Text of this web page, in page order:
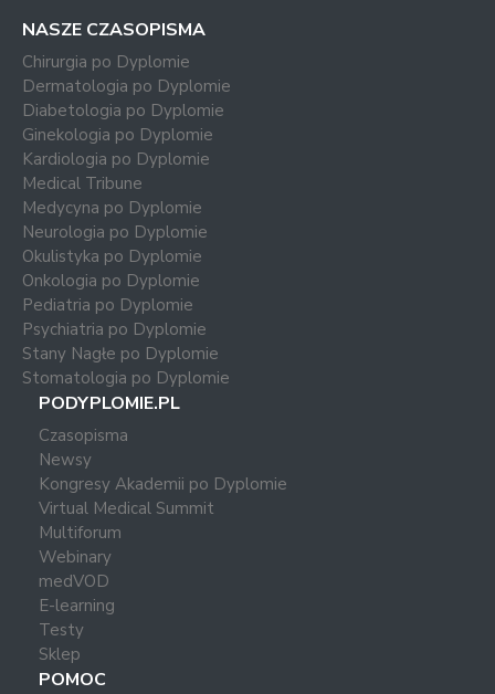
NASZE CZASOPISMA
Chirurgia po Dyplomie
Dermatologia po Dyplomie
Diabetologia po Dyplomie
Ginekologia po Dyplomie
Kardiologia po Dyplomie
Medical Tribune
Medycyna po Dyplomie
Neurologia po Dyplomie
Okulistyka po Dyplomie
Onkologia po Dyplomie
Pediatria po Dyplomie
Psychiatria po Dyplomie
Stany Nagłe po Dyplomie
Stomatologia po Dyplomie
PODYPLOMIE.PL
Czasopisma
Newsy
Kongresy Akademii po Dyplomie
Virtual Medical Summit
Multiforum
Webinary
medVOD
E-learning
Testy
Sklep
POMOC